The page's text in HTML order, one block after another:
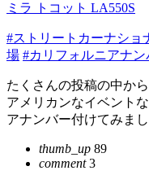
ミラ トコット LA550S
#ストリートカーナショ
場 #カリフォルニアナン
たくさんの投稿の中か
アメリカンなイベント
アナンバー付けてみま
thumb_up 89
comment3